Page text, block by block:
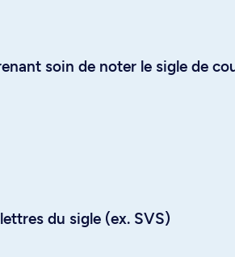
soin de noter le sigle de
du sigle (ex. SVS)